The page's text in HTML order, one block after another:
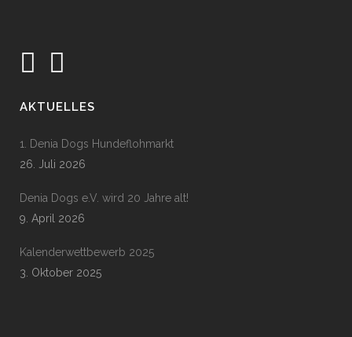
AKTUELLES
1. Denia Dogs Hundeflohmarkt
26. Juli 2026
Denia Dogs e.V. wird 20 Jahre alt!
9. April 2026
Kalenderwettbewerb 2025
3. Oktober 2025